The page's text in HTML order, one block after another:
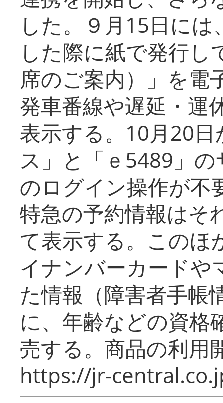
した。９月15日に
した際に紙で発行し
席のご案内）」を電
発車番線や遅延・運
表示する。10月20
ス」と「ｅ5489」
のログイン操作が不
特急の予約情報はそ
て表示する。このほ
イナンバーカードや
た情報（障害者手帳
に、年齢などの資格
売する。商品の利用
https://jr-